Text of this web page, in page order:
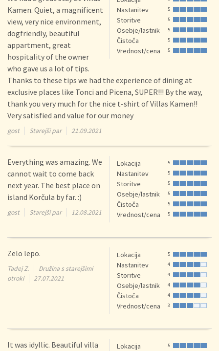
Nastanitev 5
Storitve 5
Osebje/lastnik 5
Čistoča 5
Vrednost/cena 5
Kamen. Quiet, a magnificent
view, very nice environment,
dogfriendly, beautiful
appartment, great
hospitality of the owner
who gave us a lot of tips.
Thanks to these tips we had the experience of dining at
exclusive places like Tonci and Picena, SUPER!!! By the way,
thank you very much for the nice t-shirt of Villas Kamen!!
Very satisfied and value for our money
gost Starejši par 21.09.2021
Lokacija 5
Nastanitev 5
Storitve 5
Osebje/lastnik 5
Čistoča 5
Vrednost/cena 5
Everything was amazing. We
cannot wait to come back
next year. The best place on
island Korčula by far. :)
gost Starejši par 12.08.2021
Lokacija 5
Nastanitev 4
Storitve 4
Osebje/lastnik 4
Čistoča 4
Vrednost/cena 3
Zelo lepo.
Tadej Z.
Družina s starejšimi
otroki
27.07.2021
Lokacija 5
It was idyllic. Beautiful villa